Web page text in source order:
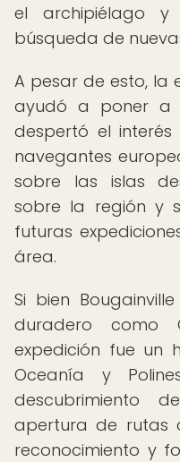
el archipiélago
búsqueda de
A pesar de esto, la
ayudó a poner a
despertó el
navegantes
sobre las islas
sobre la región y
futuras
área.
Si bien
duradero como
expedición fue un
Oceanía y
descubrimiento
apertura de rutas
reconocimiento y